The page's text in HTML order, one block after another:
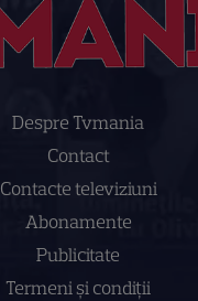
Despre Tvmania
Contact
Contacte televiziuni
Abonamente
Publicitate
Termeni și condiții